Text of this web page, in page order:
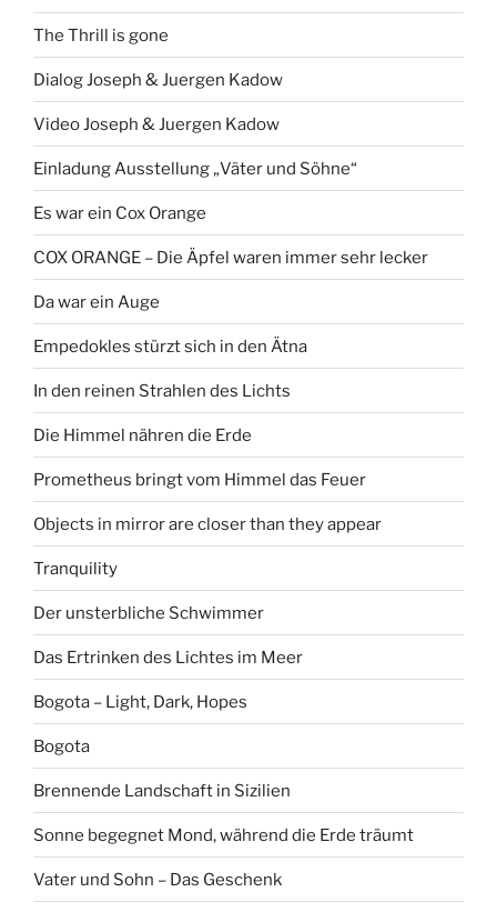
The Thrill is gone
Dialog Joseph & Juergen Kadow
Video Joseph & Juergen Kadow
Einladung Ausstellung „Väter und Söhne“
Es war ein Cox Orange
COX ORANGE – Die Äpfel waren immer sehr lecker
Da war ein Auge
Empedokles stürzt sich in den Ätna
In den reinen Strahlen des Lichts
Die Himmel nähren die Erde
Prometheus bringt vom Himmel das Feuer
Objects in mirror are closer than they appear
Tranquility
Der unsterbliche Schwimmer
Das Ertrinken des Lichtes im Meer
Bogota – Light, Dark, Hopes
Bogota
Brennende Landschaft in Sizilien
Sonne begegnet Mond, während die Erde träumt
Vater und Sohn – Das Geschenk